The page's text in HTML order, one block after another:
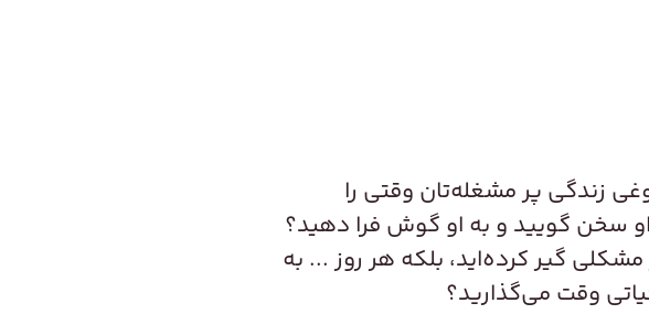
زندگی پر مشغله‌تان وقتی را
او سخن گویید و به او گوش فرا دهید؟
گیر کرده‌اید، بلکه هر روز ... به
وقت می‌گذارید؟